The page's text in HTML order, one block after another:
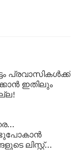
പ്രവാസികൾക്ക്
ഇതിലും
ലിസ്റ്റ്